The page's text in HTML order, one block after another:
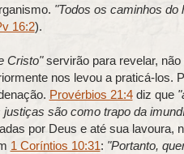
"Todos os caminhos
16:2).
Cristo"servirão para revelar,
nos levou a praticá-los.
Provérbios 21:4diz que
são como trapo da
por Deus e até sua lavoura,
1 Coríntios 10:31: "Portanto,